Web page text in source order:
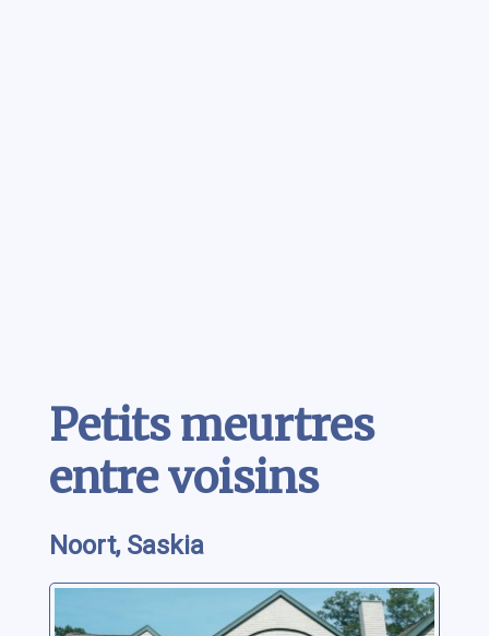
Petits meurtres
entre voisins
Noort, Saskia